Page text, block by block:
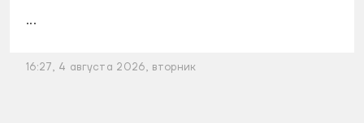
...
16:27, 4 августа 2026, вторник